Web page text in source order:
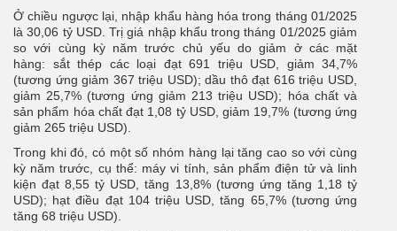
Ở chiều ngược lại, nhập khẩu hàng hóa trong tháng 01/2025
là 30,06 tỷ USD. Trị giá nhập khẩu trong tháng 01/2025 giảm
so với cùng kỳ năm trước chủ yếu do giảm ở các mặt
hàng: sắt thép các loại đạt 691 triệu USD, giảm 34,7%
(tương ứng giảm 367 triệu USD); dầu thô đạt 616 triệu USD,
giảm 25,7% (tương ứng giảm 213 triệu USD); hóa chất và
sản phẩm hóa chất đạt 1,08 tỷ USD, giảm 19,7% (tương ứng
giảm 265 triệu USD).
Trong khi đó, có một số nhóm hàng lại tăng cao so với cùng
kỳ năm trước, cụ thể: máy vi tính, sản phẩm điện tử và linh
kiện đạt 8,55 tỷ USD, tăng 13,8% (tương ứng tăng 1,18 tỷ
USD); hạt điều đạt 104 triệu USD, tăng 65,7% (tương ứng
tăng 68 triệu USD).